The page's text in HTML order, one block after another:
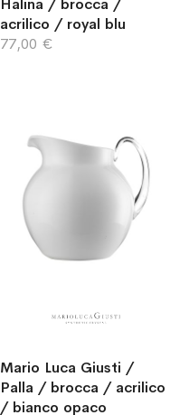
Halina / brocca /
acrilico / royal blu
77,00 €
Mario Luca Giusti /
Palla / brocca / acrilico
/ bianco opaco